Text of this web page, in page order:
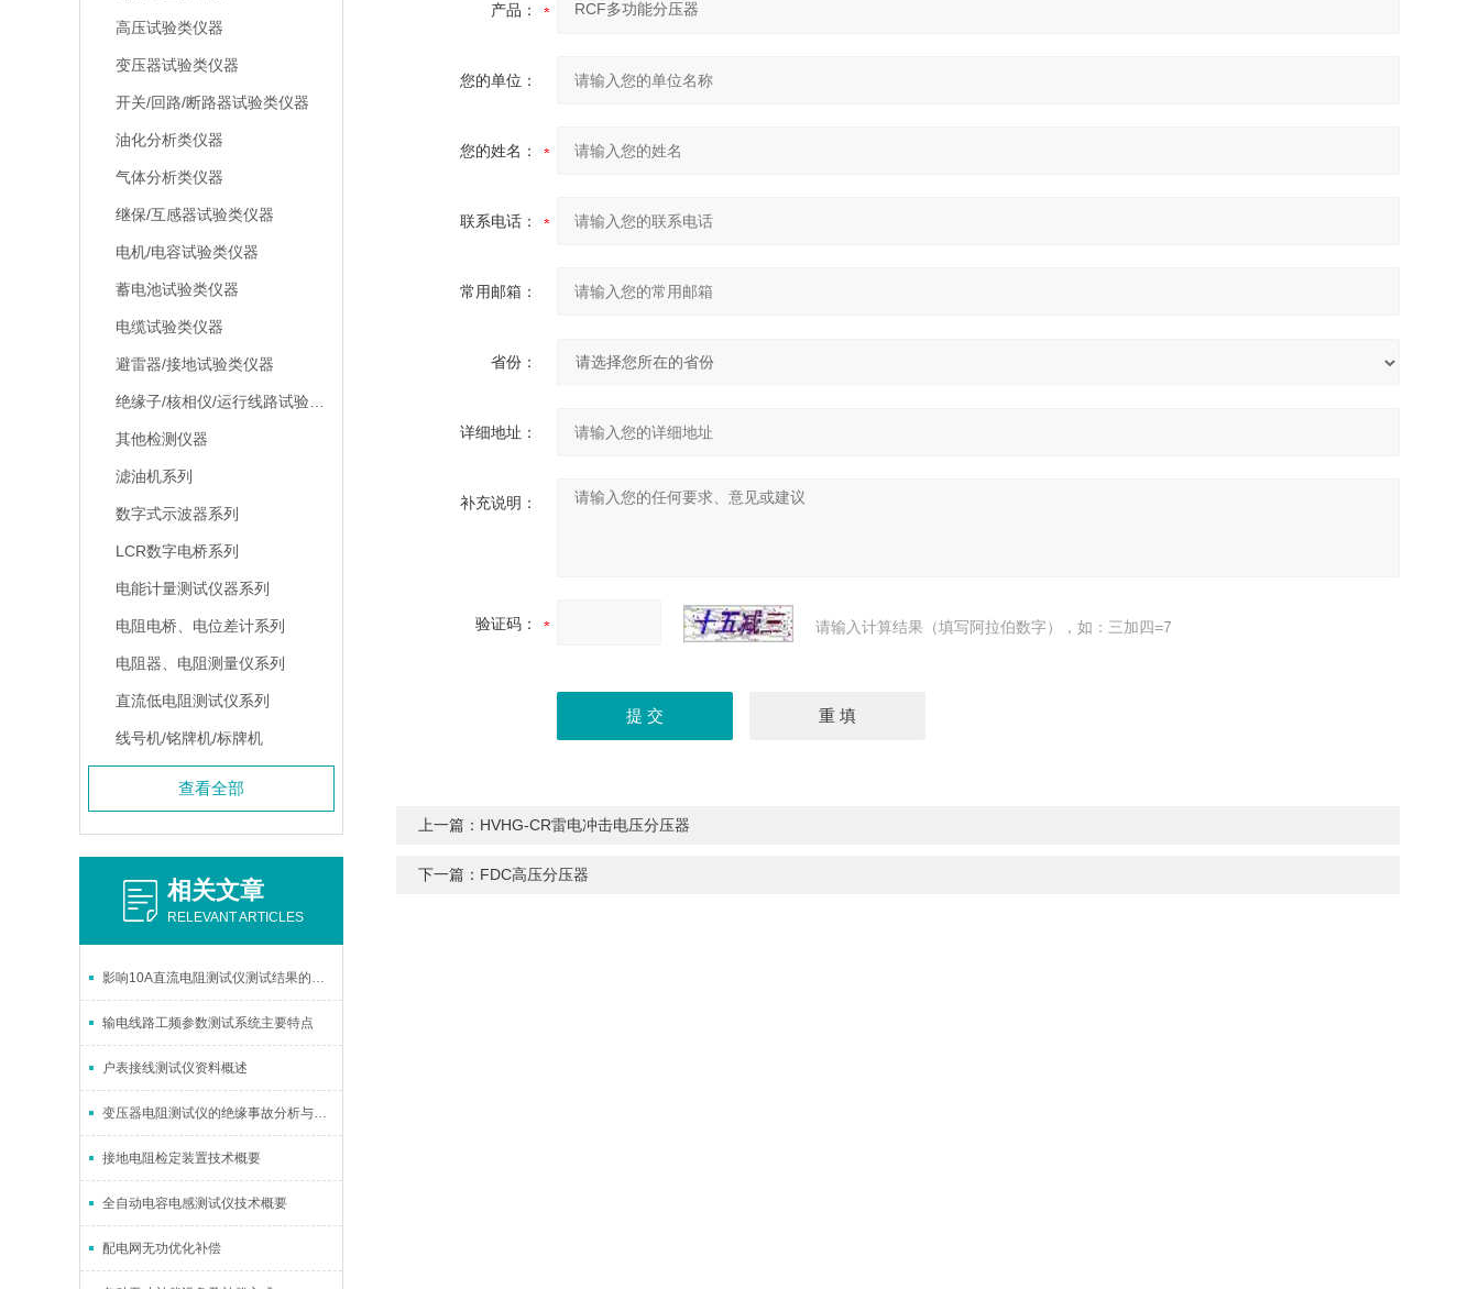
高压试验类仪器
变压器试验类仪器
开关/回路/断路器试验类仪器
油化分析类仪器
气体分析类仪器
继保/互感器试验类仪器
电机/电容试验类仪器
蓄电池试验类仪器
电缆试验类仪器
避雷器/接地试验类仪器
其他检测仪器
滤油机系列
数字式示波器系列
LCR数字电桥系列
电能计量测试仪器系列
电阻电桥、电位差计系列
电阻器、电阻测量仪系列
直流低电阻测试仪系列
线号机/铭牌机/标牌机
查看全部
相关文章
RELEVANT ARTICLES
影响10A直流电阻测试仪测试结果的因素
输电线路工频参数测试系统主要特点
户表接线测试仪资料概述
变压器电阻测试仪的绝缘事故分析与防范
接地电阻检定装置技术概要
全自动电容电感测试仪技术概要
配电网无功优化补偿
产品：
您的单位：
您的姓名：
联系电话：
常用邮箱：
省份：
详细地址：
补充说明：
验证码： 请输入计算结果（填写阿拉伯数字），如：三加四=7
上一篇： HVHG-CR雷电冲击电压分压器
下一篇： FDC高压分压器